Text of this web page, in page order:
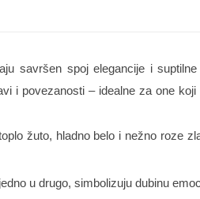
savršen spoj elegancije i
i povezanosti – idealne za one
žuto, hladno belo i nežno roze
u drugo, simbolizuju dubinu